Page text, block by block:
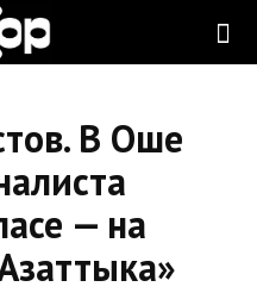
В Оше
— на